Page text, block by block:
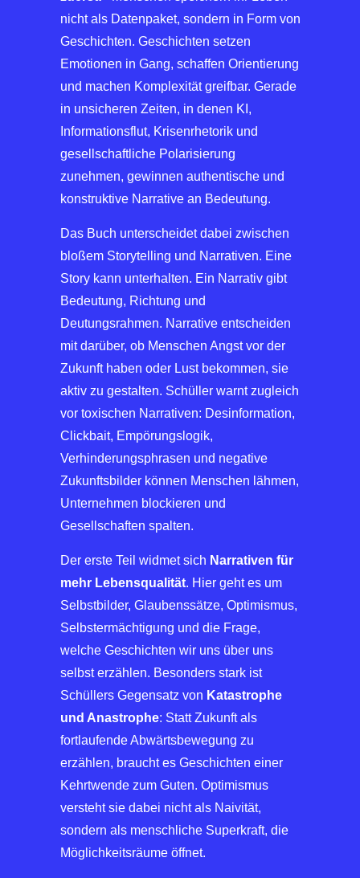
nicht als Datenpaket, sondern in Form von
Geschichten. Geschichten setzen
Emotionen in Gang, schaffen Orientierung
und machen Komplexität greifbar. Gerade
in unsicheren Zeiten, in denen KI,
Informationsflut, Krisenrhetorik und
gesellschaftliche Polarisierung
zunehmen, gewinnen authentische und
konstruktive Narrative an Bedeutung.
Das Buch unterscheidet dabei zwischen
bloßem Storytelling und Narrativen. Eine
Story kann unterhalten. Ein Narrativ gibt
Bedeutung, Richtung und
Deutungsrahmen. Narrative entscheiden
mit darüber, ob Menschen Angst vor der
Zukunft haben oder Lust bekommen, sie
aktiv zu gestalten. Schüller warnt zugleich
vor toxischen Narrativen: Desinformation,
Clickbait, Empörungslogik,
Verhinderungsphrasen und negative
Zukunftsbilder können Menschen lähmen,
Unternehmen blockieren und
Gesellschaften spalten.
Der erste Teil widmet sich Narrativen für
mehr Lebensqualität. Hier geht es um
Selbstbilder, Glaubenssätze, Optimismus,
Selbstermächtigung und die Frage,
welche Geschichten wir uns über uns
selbst erzählen. Besonders stark ist
Schüllers Gegensatz von Katastrophe
und Anastrophe: Statt Zukunft als
fortlaufende Abwärtsbewegung zu
erzählen, braucht es Geschichten einer
Kehrtwende zum Guten. Optimismus
versteht sie dabei nicht als Naivität,
sondern als menschliche Superkraft, die
Möglichkeitsräume öffnet.